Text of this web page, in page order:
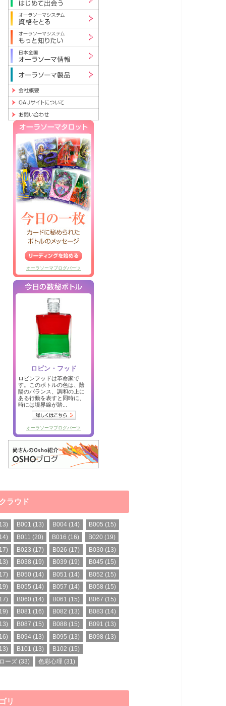
ラウド
B001 (13) B004 (14) B005 (15)
B011 (20) B016 (16) B020 (19)
B023 (17) B026 (17) B030 (13)
B038 (19) B039 (19) B045 (15)
B050 (14) B051 (14) B052 (15)
B055 (14) B057 (14) B058 (15)
B060 (14) B061 (15) B067 (15)
B081 (16) B082 (13) B083 (14)
B087 (15) B088 (15) B091 (13)
B094 (13) B095 (13) B098 (13)
B101 (13) B102 (15)
ーズ (33) 色彩心理 (31)
リ